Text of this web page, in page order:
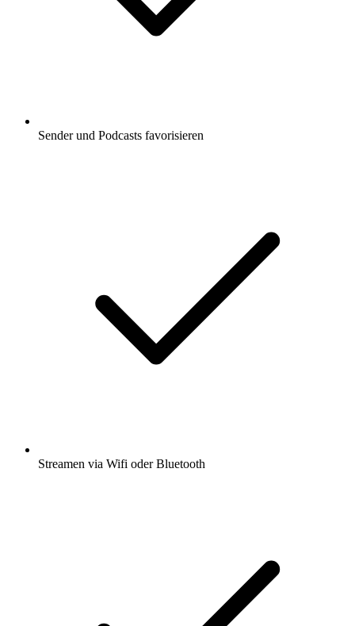
Sender und Podcasts favorisieren
Streamen via Wifi oder Bluetooth